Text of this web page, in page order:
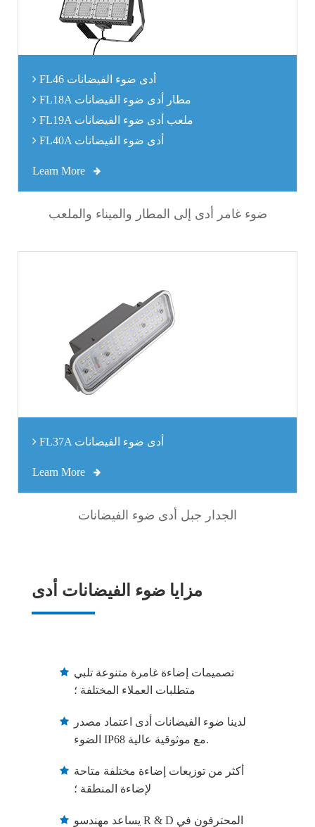
FL46 أدى ضوء الفيضانات
FL18A مطار أدى ضوء الفيضانات
FL19A ملعب أدى ضوء الفيضانات
FL40A أدى ضوء الفيضانات
Learn More
ضوء غامر أدى إلى المطار والميناء والملعب
FL37A أدى ضوء الفيضانات
Learn More
الجدار جبل أدى ضوء الفيضانات
مزايا ضوء الفيضانات أدى
تصميمات إضاءة غامرة متنوعة تلبي
متطلبات العملاء المختلفة ؛
لدينا ضوء الفيضانات أدى اعتماد مصدر
الضوء IP68 مع موثوقية عالية.
أكثر من توزيعات إضاءة مختلفة متاحة
لإضاءة المنطقة ؛
يساعد مهندسو R & D المحترفون في